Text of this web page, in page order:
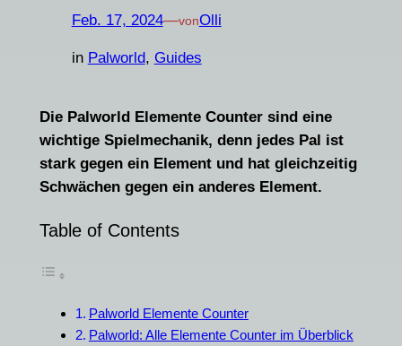
Feb. 17, 2024—vonOlli
in Palworld, Guides
Die Palworld Elemente Counter sind eine
wichtige Spielmechanik, denn jedes Pal ist
stark gegen ein Element und hat gleichzeitig
Schwächen gegen ein anderes Element.
Table of Contents
Palworld Elemente Counter
Palworld: Alle Elemente Counter im Überblick